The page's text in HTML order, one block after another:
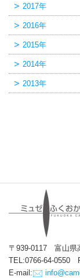
2017年
2016年
2015年
2014年
2013年
〒939-0117 富山県
TEL:0766-64-0550
E-mail: